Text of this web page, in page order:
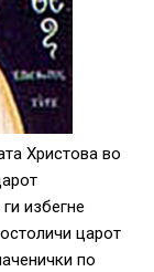
Христова во
избегне
царот
по